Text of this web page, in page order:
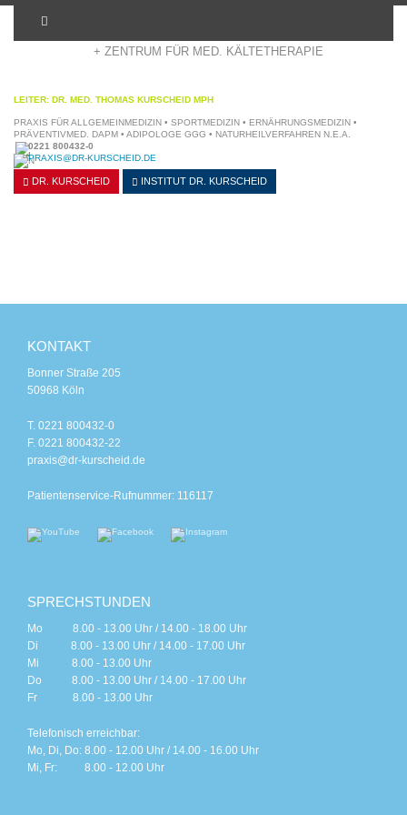
+ ZENTRUM FÜR MED. KÄLTETHERAPIE
LEITER: DR. MED. THOMAS KURSCHEID MPH
PRAXIS FÜR ALLGEMEINMEDIZIN • SPORTMEDIZIN • ERNÄHRUNGSMEDIZIN •
PRÄVENTIVMED. DAPM • ADIPOLOGE GGG • NATURHEILVERFAHREN N.E.A.
0221 800432-0
PRAXIS@DR-KURSCHEID.DE
DR. KURSCHEID INSTITUT DR. KURSCHEID
KONTAKT
Bonner Straße 205
50968 Köln
T. 0221 800432-0
F. 0221 800432-22
praxis@dr-kurscheid.de
Patientenservice-Rufnummer: 116117
SPRECHSTUNDEN
Mo 8.00 - 13.00 Uhr / 14.00 - 18.00 Uhr
Di 8.00 - 13.00 Uhr / 14.00 - 17.00 Uhr
Mi 8.00 - 13.00 Uhr
Do 8.00 - 13.00 Uhr / 14.00 - 17.00 Uhr
Fr 8.00 - 13.00 Uhr
Telefonisch erreichbar:
Mo, Di, Do: 8.00 - 12.00 Uhr / 14.00 - 16.00 Uhr
Mi, Fr: 8.00 - 12.00 Uhr